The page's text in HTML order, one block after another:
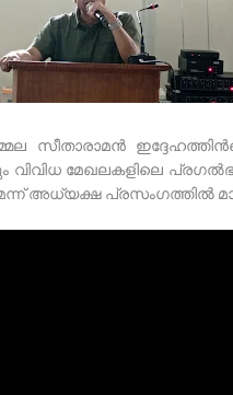
സീതാരാമൻ
വിവിധ മേഖലകളിലെ
അധ്യക്ഷ പ്രസംഗത്തിൽ